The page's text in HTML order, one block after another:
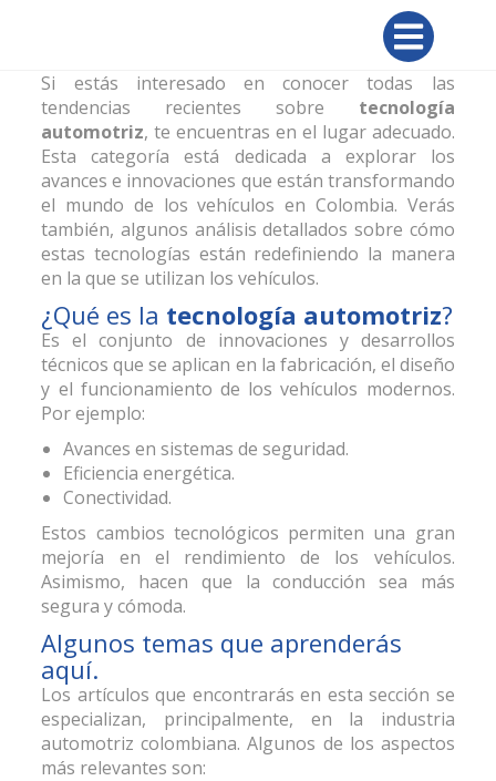
Si estás interesado en conocer todas las
tendencias recientes sobre tecnología
automotriz, te encuentras en el lugar adecuado.
Esta categoría está dedicada a explorar los
avances e innovaciones que están transformando
el mundo de los vehículos en Colombia. Verás
también, algunos análisis detallados sobre cómo
estas tecnologías están redefiniendo la manera
en la que se utilizan los vehículos.
¿Qué es la tecnología automotriz?
Es el conjunto de innovaciones y desarrollos
técnicos que se aplican en la fabricación, el diseño
y el funcionamiento de los vehículos modernos.
Por ejemplo:
Avances en sistemas de seguridad.
Eficiencia energética.
Conectividad.
Estos cambios tecnológicos permiten una gran
mejoría en el rendimiento de los vehículos.
Asimismo, hacen que la conducción sea más
segura y cómoda.
Algunos temas que aprenderás
aquí.
Los artículos que encontrarás en esta sección se
especializan, principalmente, en la industria
automotriz colombiana. Algunos de los aspectos
más relevantes son: